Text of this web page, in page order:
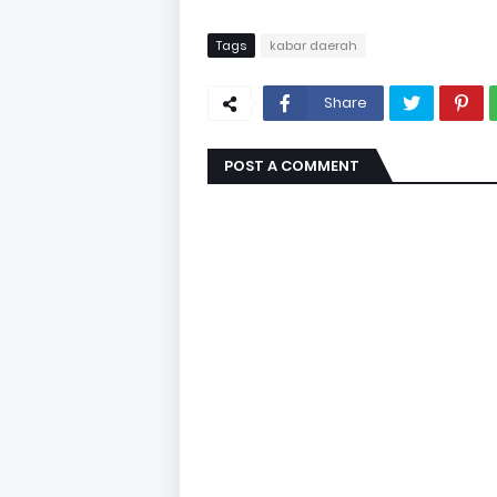
Tags kabar daerah
Share
POST A COMMENT